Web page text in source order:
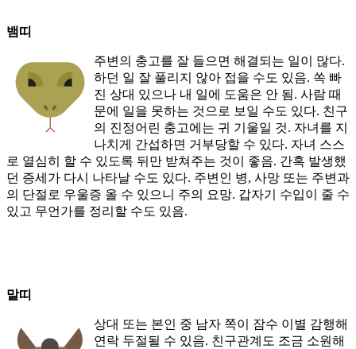
뱀띠
주변의 충고를 잘 들으면 해결되는 일이 많다.
하던 일 잘 풀리지 않아 접을 수도 있음. 쏙 빠
진 상대 있으나 내 일에 도움은 안 됨. 사람 때
문에 일을 못하는 것으로 보일 수도 있다. 친구
의 진정어린 충고에는 귀 기울일 것. 자녀를 지
나치게 간섭하면 거부당할 수 있다. 자녀 스스
로 열심히 할 수 있도록 뒤만 받쳐주는 것이 좋음. 간혹 발생했
던 증세가 다시 나타날 수도 있다. 주변인 병, 사망 또는 주변과
의 단절로 우울증 올 수 있으니 주의 요망. 갑자기 수입이 줄 수
있고 무언가를 정리할 수도 있음.
말띠
상대 또는 본인 중 남자 쪽이 잠수 이별 감행해
연락 두절될 수 있음. 친구관계도 조금 소원해